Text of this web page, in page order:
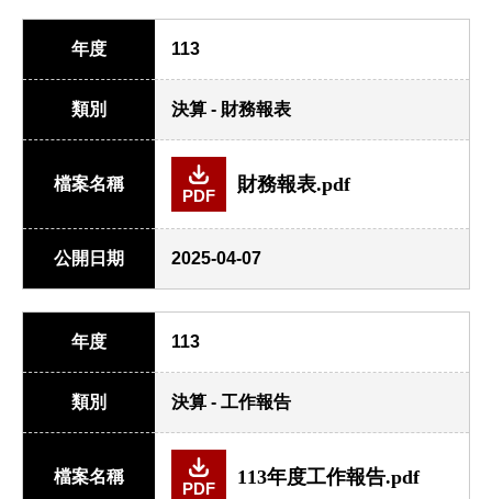
年度 113
類別 決算 - 財務報表
檔案名稱
PDF
財務報表.pdf
公開日期 2025-04-07
年度 113
類別 決算 - 工作報告
檔案名稱
PDF
113年度工作報告.pdf